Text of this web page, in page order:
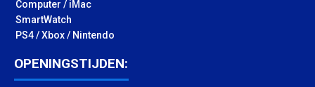
Computer / iMac
SmartWatch
PS4 / Xbox / Nintendo
OPENINGSTIJDEN: